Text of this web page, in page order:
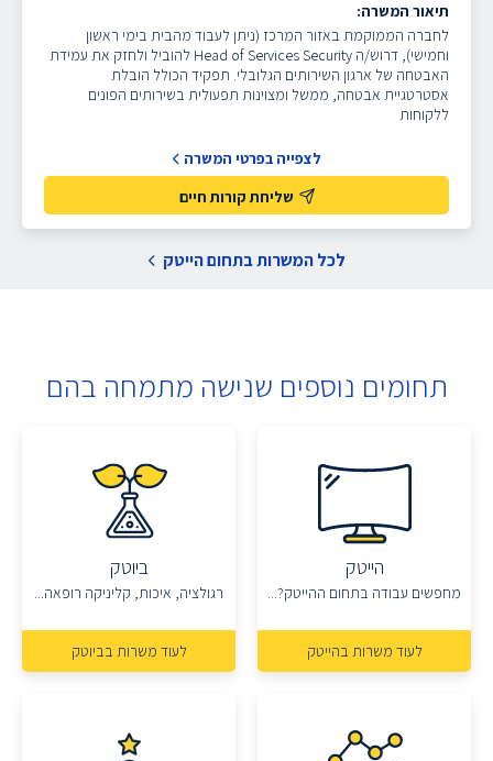
תיאור המשרה:
לחברה הממוקמת באזור המרכז (ניתן לעבוד מהבית בימי ראשון
וחמישי), דרוש/ה Head of Services Security להוביל ולחזק את עמידת
האבטחה של ארגון השירותים הגלובלי. תפקיד הכולל הובלת
אסטרטגיית אבטחה, ממשל ומצוינות תפעולית בשירותים הפונים
ללקוחות
לצפייה בפרטי המשרה
שליחת קורות חיים
לכל המשרות בתחום הייטק
תחומים נוספים שנישה מתמחה בהם
הייטק
מחפשים עבודה בתחום ההייטק?...
לעוד משרות בהייטק
ביוטק
רגולציה, איכות, קליניקה רופאה...
לעוד משרות בביוטק